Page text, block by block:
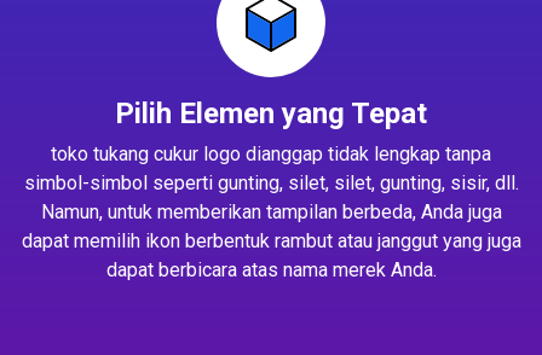
Pilih Elemen yang Tepat
toko tukang cukur logo dianggap tidak lengkap tanpa
simbol-simbol seperti gunting, silet, silet, gunting, sisir, dll.
Namun, untuk memberikan tampilan berbeda, Anda juga
dapat memilih ikon berbentuk rambut atau janggut yang juga
dapat berbicara atas nama merek Anda.